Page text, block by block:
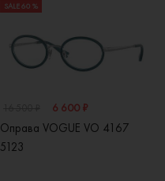
SALE 60 %
6 600 ₽
Оправа VOGUE VO 4167
5123